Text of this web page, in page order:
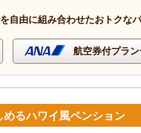
自由に組み合わせたおトクな
航空券付プラ
るハワイ風ペンション